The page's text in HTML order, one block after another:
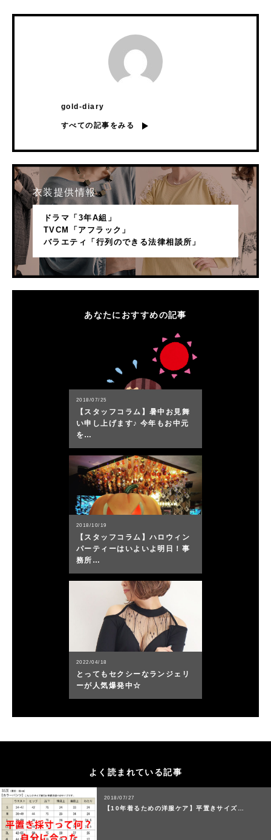
よく読まれている記事
2018/07/27
【10年着るための洋服ケア】平置きサイズ…
gold-diary
すべての記事をみる
衣装提供情報
ドラマ「3年A組」
TVCM「アフラック」
バラエティ「行列のできる法律相談所」
あなたにおすすめの記事
2018/07/25
【スタッフコラム】暑中お見舞
い申し上げます♪ 今年もお中元
を…
2018/10/19
【スタッフコラム】ハロウィン
パーティーはいよいよ明日！事
務所…
2022/04/18
とってもセクシーなランジェリ
ーが人気爆発中☆